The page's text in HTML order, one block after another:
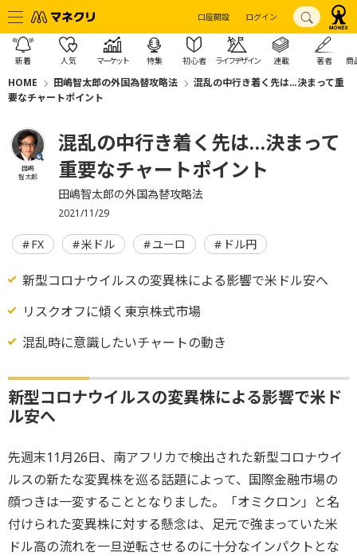
口座開設 ログイン
新着 人気 マーケット 特集 初心者 ライフデザイン 連載 著者 商
HOME 田嶋智太郎の外国為替攻略法
混乱の中行き着く先は…決まって重
要なチャートポイント
田嶋
智太郎
混乱の中行き着く先は…決まって
重要なチャートポイント
田嶋智太郎の外国為替攻略法
2021/11/29
FX 米ドル ユーロ ドル円
新型コロナウイルスの変異株による影響で米ドル安へ
リスクオフに傾く東京株式市場
混乱時に意識したいチャートの動き
新型コロナウイルスの変異株による影響で米ド
ル安へ
先週末11月26日、南アフリカで検出された新型コロナウイ
ルスの新たな変異株を巡る話題によって、国際金融市場の
顔つきは一変することとなりました。「オミクロン」と名
付けられた変異株に対する懸念は、足元で強まっていた米
ドル高の流れを一旦逆転させるのに十分なインパクトとな